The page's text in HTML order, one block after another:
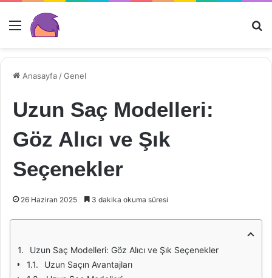
Menü
Anasayfa /Genel
Uzun Saç Modelleri:
Göz Alıcı ve Şık
Seçenekler
26 Haziran 2025 3 dakika okuma süresi
Uzun Saç Modelleri: Göz Alıcı ve Şık Seçenekler
Uzun Saçın Avantajları